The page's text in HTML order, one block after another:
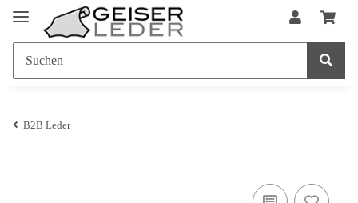
B2B Leder